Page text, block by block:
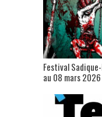
Festival
au 08 mars 2026